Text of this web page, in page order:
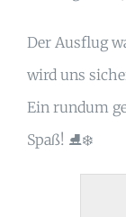
Der Ausflug
wird uns
Ein rundum
Spaß! ⛸️❄️